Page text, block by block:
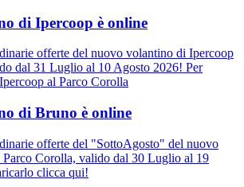
di Ipercoop è online
offerte del nuovo volantino di Ipercoop
dal 31 Luglio al 10 Agosto 2026! Per
al Parco Corolla
di Bruno è online
offerte del "SottoAgosto" del nuovo
Corolla, valido dal 30 Luglio al 19
clicca qui!